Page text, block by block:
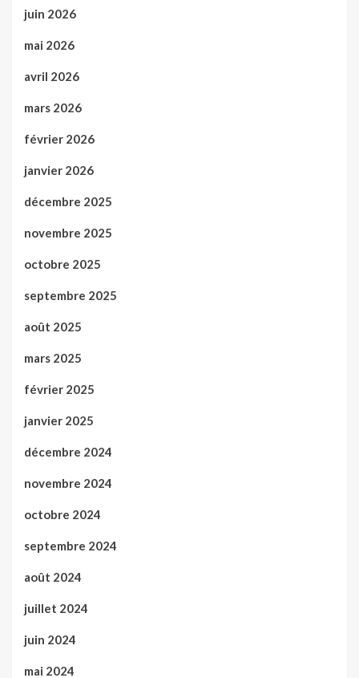
juin 2026
mai 2026
avril 2026
mars 2026
février 2026
janvier 2026
décembre 2025
novembre 2025
octobre 2025
septembre 2025
août 2025
mars 2025
février 2025
janvier 2025
décembre 2024
novembre 2024
octobre 2024
septembre 2024
août 2024
juillet 2024
juin 2024
mai 2024